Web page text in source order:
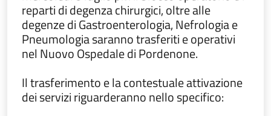
reparti di degenza chirurgici, oltre alle
degenze di Gastroenterologia, Nefrologia e
Pneumologia saranno trasferiti e operativi
nel Nuovo Ospedale di Pordenone.
Il trasferimento e la contestuale attivazione
dei servizi riguarderanno nello specifico: